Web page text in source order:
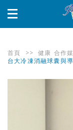
首頁 >> 健康 合作
台大冷凍消融球囊與